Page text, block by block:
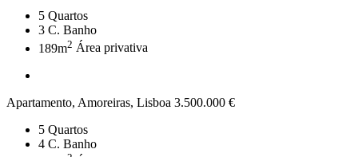
5 Quartos
3 C. Banho
189m2 Área privativa
Apartamento, Amoreiras, Lisboa 3.500.000 €
5 Quartos
4 C. Banho